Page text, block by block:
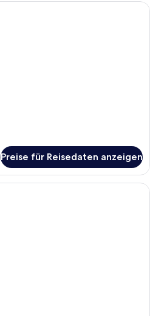
Ein Hotelzimmer mit einem Bett,
Preise für Reisedaten anzeigen
Ein Hotelzimmer mit zwei Betten,